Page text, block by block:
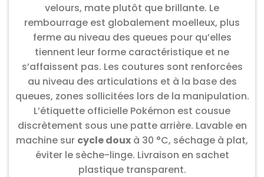
velours, mate plutôt que brillante. Le
rembourrage est globalement moelleux, plus
ferme au niveau des queues pour qu’elles
tiennent leur forme caractéristique et ne
s’affaissent pas. Les coutures sont renforcées
au niveau des articulations et à la base des
queues, zones sollicitées lors de la manipulation.
L’étiquette officielle Pokémon est cousue
discrètement sous une patte arrière. Lavable en
machine sur cycle doux à 30 °C, séchage à plat,
éviter le sèche-linge. Livraison en sachet
plastique transparent.